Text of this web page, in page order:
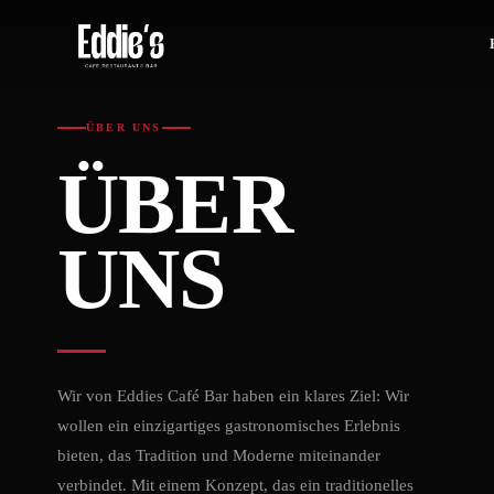
ÜBER UNS
ÜBER
UNS
Wir von Eddies Café Bar haben ein klares Ziel: Wir
wollen ein einzigartiges gastronomisches Erlebnis
bieten, das Tradition und Moderne miteinander
verbindet. Mit einem Konzept, das ein traditionelles